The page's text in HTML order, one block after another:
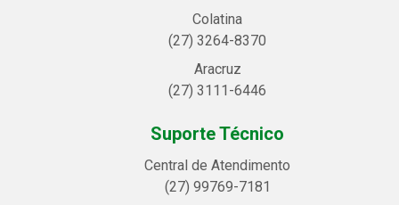
Colatina
(27) 3264-8370
Aracruz
(27) 3111-6446
Suporte Técnico
Central de Atendimento
(27) 99769-7181